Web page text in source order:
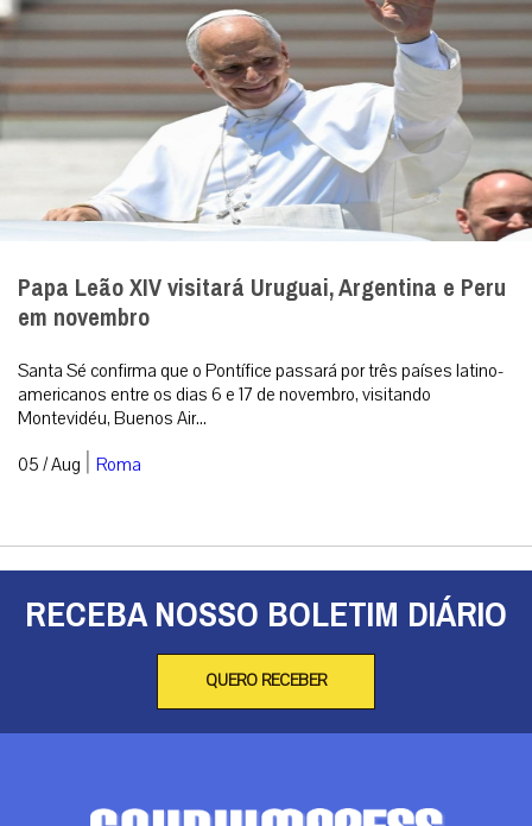
Papa Leão XIV visitará Uruguai, Argentina e Peru
em novembro
Santa Sé confirma que o Pontífice passará por três países latino-
americanos entre os dias 6 e 17 de novembro, visitando
Montevidéu, Buenos Air...
05 / Aug | Roma
RECEBA NOSSO BOLETIM DIÁRIO
QUERO RECEBER